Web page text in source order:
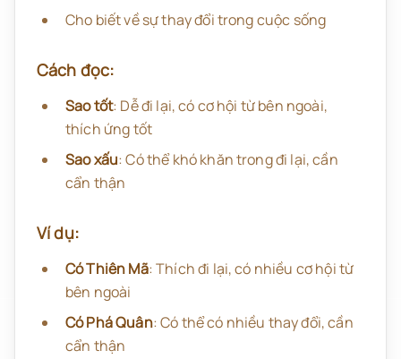
Cho biết về sự thay đổi trong cuộc sống
Cách đọc:
Sao tốt: Dễ đi lại, có cơ hội từ bên ngoài,
thích ứng tốt
Sao xấu: Có thể khó khăn trong đi lại, cần
cẩn thận
Ví dụ:
Có Thiên Mã: Thích đi lại, có nhiều cơ hội từ
bên ngoài
Có Phá Quân: Có thể có nhiều thay đổi, cần
cẩn thận